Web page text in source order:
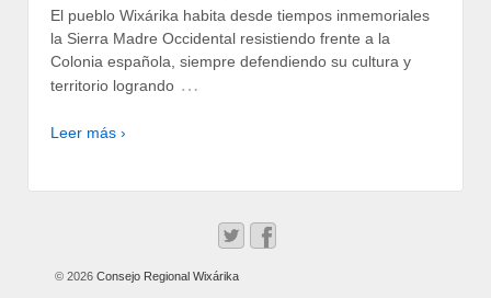
El pueblo Wixárika habita desde tiempos inmemoriales
la Sierra Madre Occidental resistiendo frente a la
Colonia española, siempre defendiendo su cultura y
territorio logrando …
Leer más ›
© 2026 Consejo Regional Wixárika